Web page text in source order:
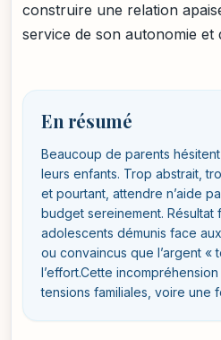
construire une relation
service de son autonomie
En résumé
Beaucoup de parents
leurs enfants. Trop abstrait,
et pourtant, attendre n’aide
budget sereinement. Résultat
adolescents démunis face
ou convaincus que l’argent «
l’effort.Cette
tensions familiales, voire une